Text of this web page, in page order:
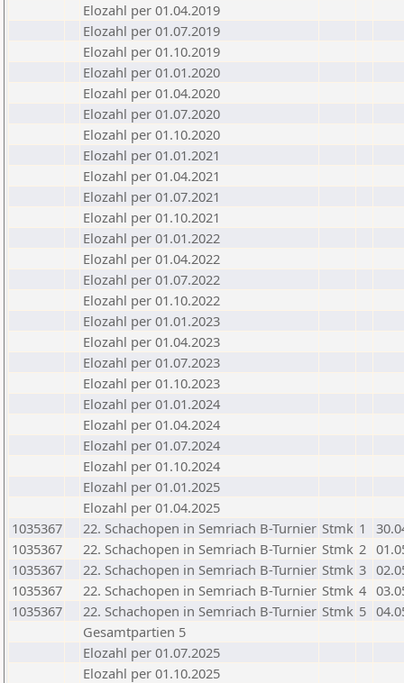
Elozahl per 01.04.2019
Elozahl per 01.07.2019
Elozahl per 01.10.2019
Elozahl per 01.01.2020
Elozahl per 01.04.2020
Elozahl per 01.07.2020
Elozahl per 01.10.2020
Elozahl per 01.01.2021
Elozahl per 01.04.2021
Elozahl per 01.07.2021
Elozahl per 01.10.2021
Elozahl per 01.01.2022
Elozahl per 01.04.2022
Elozahl per 01.07.2022
Elozahl per 01.10.2022
Elozahl per 01.01.2023
Elozahl per 01.04.2023
Elozahl per 01.07.2023
Elozahl per 01.10.2023
Elozahl per 01.01.2024
Elozahl per 01.04.2024
Elozahl per 01.07.2024
Elozahl per 01.10.2024
Elozahl per 01.01.2025
Elozahl per 01.04.2025
1035367
22. Schachopen in Semriach B-Turnier Stmk 1
1035367
22. Schachopen in Semriach B-Turnier Stmk 2
1035367
22. Schachopen in Semriach B-Turnier Stmk 3
1035367
22. Schachopen in Semriach B-Turnier Stmk 4
1035367
22. Schachopen in Semriach B-Turnier Stmk 5
Gesamtpartien 5
Elozahl per 01.07.2025
Elozahl per 01.10.2025